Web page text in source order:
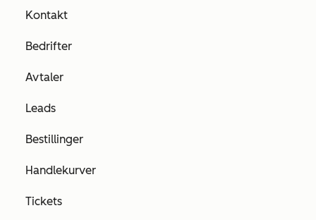
Kontakt
Bedrifter
Avtaler
Leads
Bestillinger
Handlekurver
Tickets